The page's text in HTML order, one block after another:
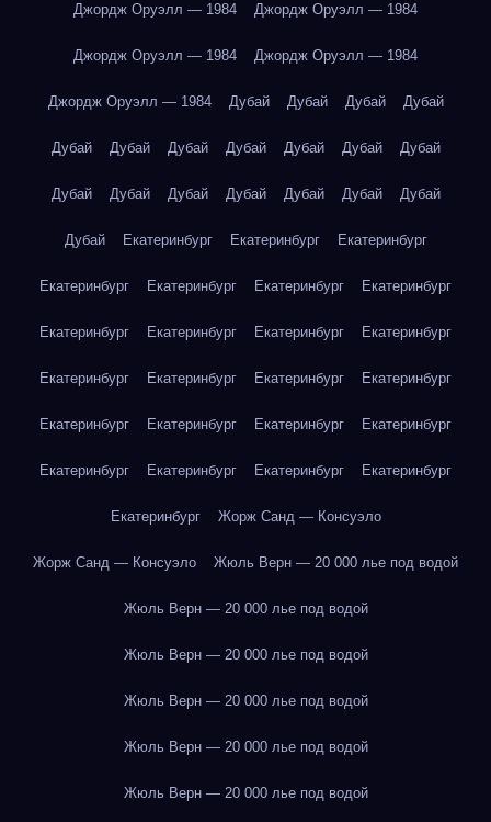
Джордж Оруэлл — 1984 Джордж Оруэлл — 1984
Джордж Оруэлл — 1984 Джордж Оруэлл — 1984
Джордж Оруэлл — 1984 Дубай Дубай Дубай Дубай
Дубай Дубай Дубай Дубай Дубай Дубай Дубай
Дубай Дубай Дубай Дубай Дубай Дубай Дубай
Дубай Екатеринбург Екатеринбург Екатеринбург
Екатеринбург Екатеринбург Екатеринбург Екатеринбург
Екатеринбург Екатеринбург Екатеринбург Екатеринбург
Екатеринбург Екатеринбург Екатеринбург Екатеринбург
Екатеринбург Екатеринбург Екатеринбург Екатеринбург
Екатеринбург Екатеринбург Екатеринбург Екатеринбург
Екатеринбург Жорж Санд — Консуэло
Жорж Санд — Консуэло Жюль Верн — 20 000 лье под водой
Жюль Верн — 20 000 лье под водой
Жюль Верн — 20 000 лье под водой
Жюль Верн — 20 000 лье под водой
Жюль Верн — 20 000 лье под водой
Жюль Верн — 20 000 лье под водой